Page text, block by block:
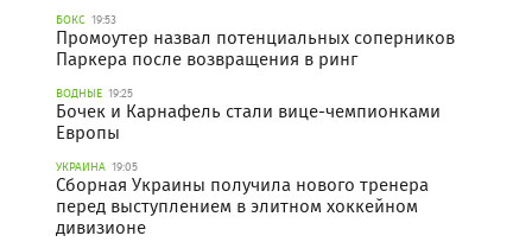
БОКС 19:53
Промоутер назвал потенциальных соперников
Паркера после возвращения в ринг
ВОДНЫЕ 19:25
Бочек и Карнафель стали вице-чемпионками
Европы
УКРАИНА 19:05
Сборная Украины получила нового тренера
перед выступлением в элитном хоккейном
дивизионе